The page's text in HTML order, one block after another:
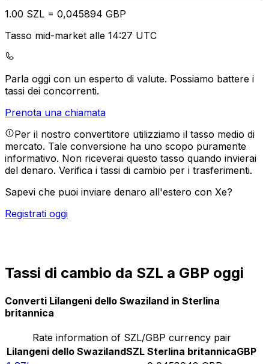
1.00 SZL = 0,045894 GBP
Tasso mid-market alle 14:27 UTC
Parla oggi con un esperto di valute. Possiamo battere i
tassi dei concorrenti.
Prenota una chiamata
Per il nostro convertitore utilizziamo il tasso medio di
mercato. Tale conversione ha uno scopo puramente
informativo. Non riceverai questo tasso quando invierai
del denaro. Verifica i tassi di cambio per i trasferimenti.
Sapevi che puoi inviare denaro all'estero con Xe?
Registrati oggi
Tassi di cambio da SZL a GBP oggi
Converti Lilangeni dello Swaziland in Sterlina
britannica
Rate information of SZL/GBP currency pair
Lilangeni dello SwazilandSZL Sterlina britannicaGBP